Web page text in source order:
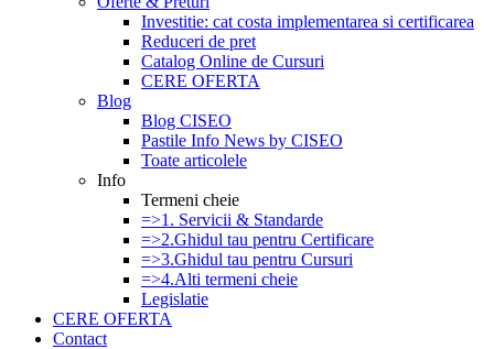
Investitie: cat costa implementarea si certificarea
Reduceri de pret
Catalog Online de Cursuri
CERE OFERTA
Blog
Blog CISEO
Pastile Info News by CISEO
Toate articolele
Info
Termeni cheie
=>1. Servicii & Standarde
=>2.Ghidul tau pentru Certificare
=>3.Ghidul tau pentru Cursuri
=>4.Alti termeni cheie
Legislatie
CERE OFERTA
Contact